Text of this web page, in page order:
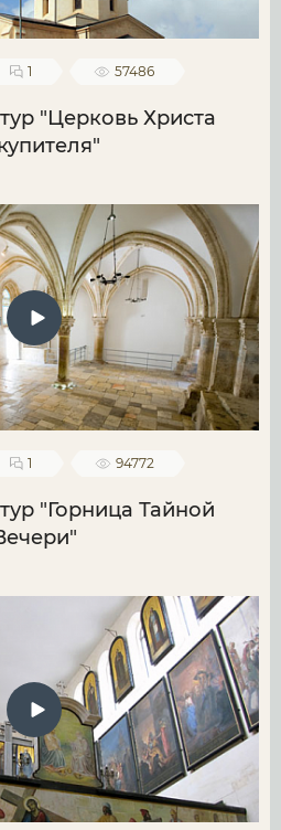
1 57486
"Церковь Христа
1 94772
"Горница Тайной